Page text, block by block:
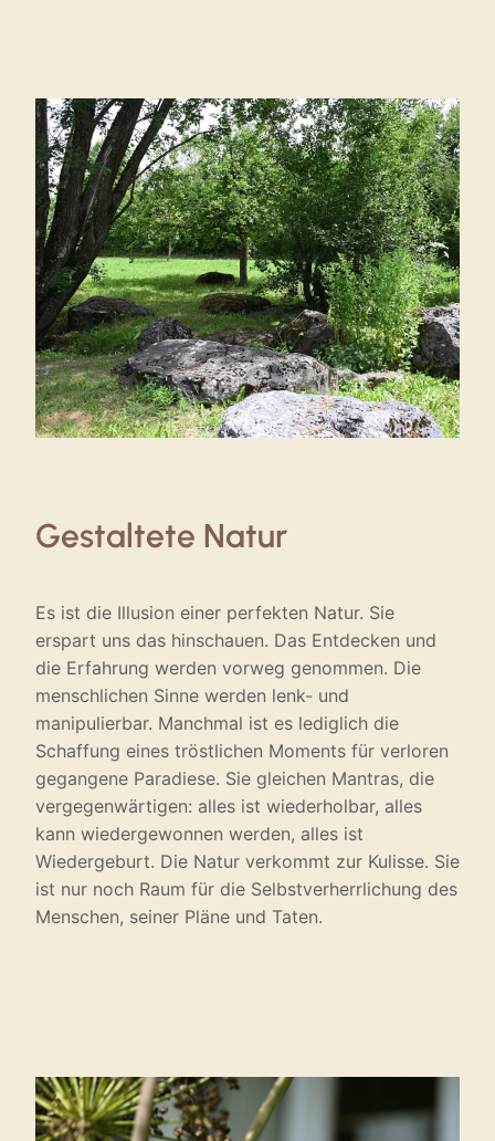
Gestaltete Natur
Es ist die Illusion einer perfekten Natur. Sie
erspart uns das hinschauen. Das Entdecken und
die Erfahrung werden vorweg genommen. Die
menschlichen Sinne werden lenk- und
manipulierbar. Manchmal ist es lediglich die
Schaffung eines tröstlichen Moments für verloren
gegangene Paradiese. Sie gleichen Mantras, die
vergegenwärtigen: alles ist wiederholbar, alles
kann wiedergewonnen werden, alles ist
Wiedergeburt. Die Natur verkommt zur Kulisse. Sie
ist nur noch Raum für die Selbstverherrlichung des
Menschen, seiner Pläne und Taten.